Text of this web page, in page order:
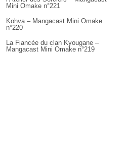
Mini Omake n°221
Kohva – Mangacast Mini Omake
n°220
La Fiancée du clan Kyougane –
Mangacast Mini Omake n°219